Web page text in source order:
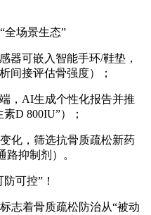
全场景生态”
器可嵌入智能手环/鞋垫，
间接评估骨强度）；
，AI生成个性化报告并推
D 800IU”）；
化，筛选抗骨质疏松新药
抑制剂）。
可控”！
志着骨质疏松防治从“被动